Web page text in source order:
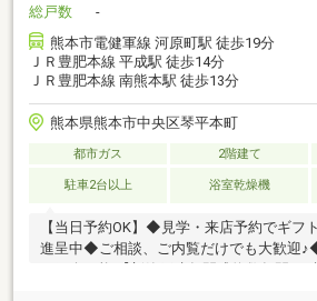
総戸数
-
熊本市電健軍線 河原町駅 徒歩19分
ＪＲ豊肥本線 平成駅 徒歩14分
ＪＲ豊肥本線 南熊本駅 徒歩13分
熊本県熊本市中央区琴平本町
都市ガス 2階建て
駐車2台以上 浴室乾燥機
【当日予約OK】◆見学・来店予約でギフ
進呈中◆ご相談、ご内覧だけでも大歓迎